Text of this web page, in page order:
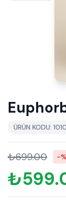
ÜRÜN KODU:
₺699.00 -